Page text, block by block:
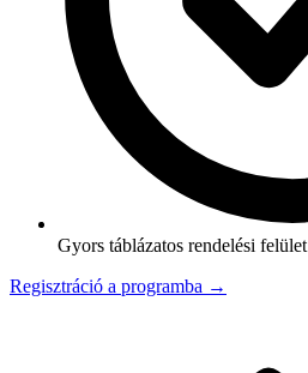
Gyors táblázatos rendelési felület
Regisztráció a programba →